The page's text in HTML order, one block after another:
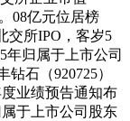
08亿元位居榜
交所IPO，客岁5
年归属于上市公司
石（920725）
业绩预告通知布
于上市公司股东